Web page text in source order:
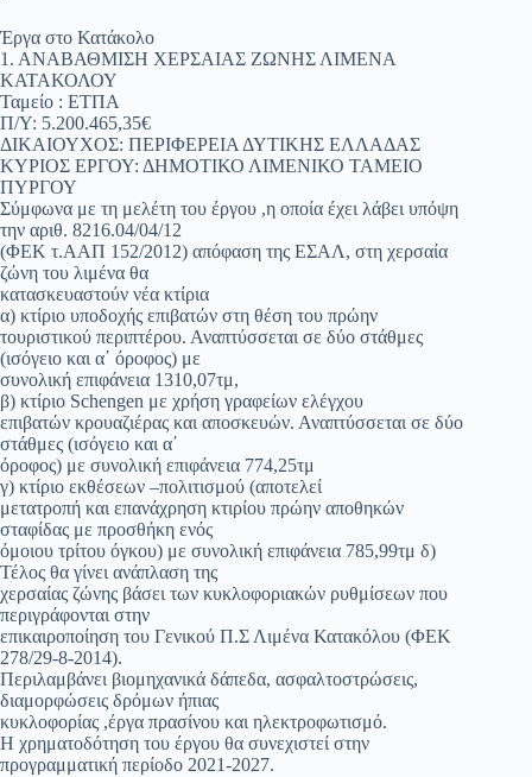
Έργα στο Κατάκολο
1. ΑΝΑΒΑΘΜΙΣΗ ΧΕΡΣΑΙΑΣ ΖΩΝΗΣ ΛΙΜΕΝΑ
ΚΑΤΑΚΟΛΟΥ
Ταμείο : ΕΤΠΑ
Π/Υ: 5.200.465,35€
ΔΙΚΑΙΟΥΧΟΣ: ΠΕΡΙΦΕΡΕΙΑ ΔΥΤΙΚΗΣ ΕΛΛΑΔΑΣ
ΚΥΡΙΟΣ ΕΡΓΟΥ: ΔΗΜΟΤΙΚΟ ΛΙΜΕΝΙΚΟ ΤΑΜΕΙΟ
ΠΥΡΓΟΥ
Σύμφωνα με τη μελέτη του έργου ,η οποία έχει λάβει υπόψη
την αριθ. 8216.04/04/12
(ΦΕΚ τ.ΑΑΠ 152/2012) απόφαση της ΕΣΑΛ, στη χερσαία
ζώνη του λιμένα θα
κατασκευαστούν νέα κτίρια
α) κτίριο υποδοχής επιβατών στη θέση του πρώην
τουριστικού περιπτέρου. Αναπτύσσεται σε δύο στάθμες
(ισόγειο και α΄ όροφος) με
συνολική επιφάνεια 1310,07τμ,
β) κτίριο Schengen με χρήση γραφείων ελέγχου
επιβατών κρουαζιέρας και αποσκευών. Αναπτύσσεται σε δύο
στάθμες (ισόγειο και α΄
όροφος) με συνολική επιφάνεια 774,25τμ
γ) κτίριο εκθέσεων –πολιτισμού (αποτελεί
μετατροπή και επανάχρηση κτιρίου πρώην αποθηκών
σταφίδας με προσθήκη ενός
όμοιου τρίτου όγκου) με συνολική επιφάνεια 785,99τμ δ)
Τέλος θα γίνει ανάπλαση της
χερσαίας ζώνης βάσει των κυκλοφοριακών ρυθμίσεων που
περιγράφονται στην
επικαιροποίηση του Γενικού Π.Σ Λιμένα Κατακόλου (ΦΕΚ
278/29-8-2014).
Περιλαμβάνει βιομηχανικά δάπεδα, ασφαλτοστρώσεις,
διαμορφώσεις δρόμων ήπιας
κυκλοφορίας ,έργα πρασίνου και ηλεκτροφωτισμό.
Η χρηματοδότηση του έργου θα συνεχιστεί στην
προγραμματική περίοδο 2021-2027.